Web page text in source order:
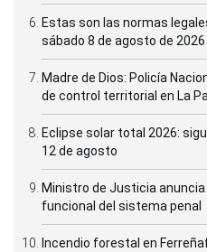
Estas son las normas
sábado 8 de agosto de 2026
Madre de Dios: Policía
de control territorial en La
Eclipse solar total 2026:
12 de agosto
Ministro de Justicia
funcional del sistema penal
Incendio forestal en